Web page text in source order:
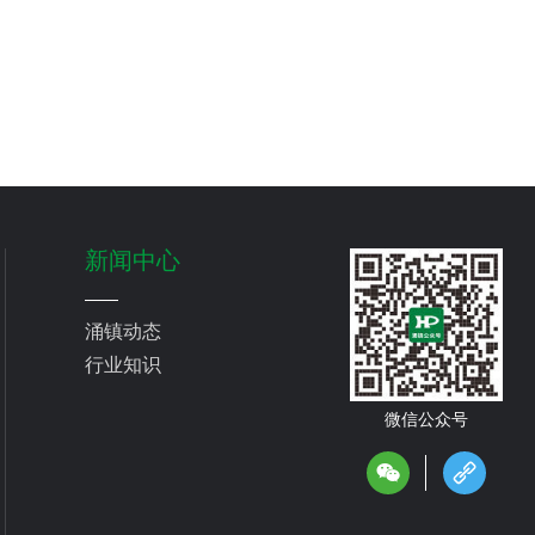
微信公众号
新闻中心
涌镇动态
行业知识